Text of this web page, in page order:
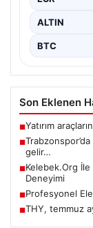
ALTIN
BTC
Son Eklenen
■Yatırım
■
gelir…
■Kelebek.Org
Deneyimi
■Profesyonel
■THY, temmuz